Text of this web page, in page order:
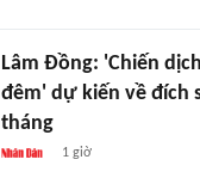
Lâm Đồng: 'Chiến
đêm' dự kiến về đích
tháng
1 giờ